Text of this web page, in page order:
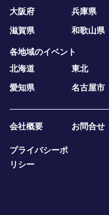
大阪府
兵庫県
滋賀県
和歌山県
各地域のイベント
北海道
東北
愛知県
名古屋市
会社概要 お問合せ
プライバシーポ
リシー